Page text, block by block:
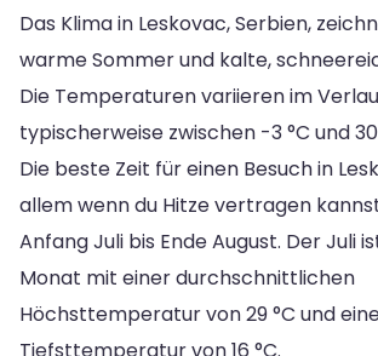
Das Klima in Leskovac, Serbien,
warme Sommer und kalte,
Die Temperaturen variieren im
typischerweise zwischen -3 °C und 30
Die beste Zeit für einen Besuch in
allem wenn du Hitze vertragen
Anfang Juli bis Ende August. Der Juli
Monat mit einer durchschnittlichen
Höchsttemperatur von 29 °C und
Tiefsttemperatur von 16 °C.